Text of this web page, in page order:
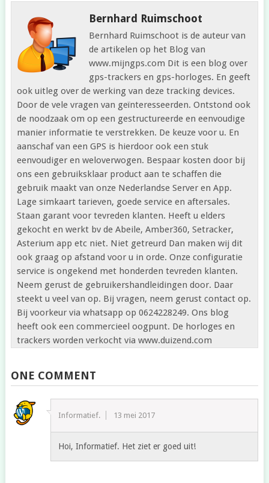
Bernhard Ruimschoot
Bernhard Ruimschoot is de auteur van
de artikelen op het Blog van
www.mijngps.com Dit is een blog over
gps-trackers en gps-horloges. En geeft
ook uitleg over de werking van deze tracking devices.
Door de vele vragen van geïnteresseerden. Ontstond ook
de noodzaak om op een gestructureerde en eenvoudige
manier informatie te verstrekken. De keuze voor u. En
aanschaf van een GPS is hierdoor ook een stuk
eenvoudiger en weloverwogen. Bespaar kosten door bij
ons een gebruiksklaar product aan te schaffen die
gebruik maakt van onze Nederlandse Server en App.
Lage simkaart tarieven, goede service en aftersales.
Staan garant voor tevreden klanten. Heeft u elders
gekocht en werkt bv de Abeile, Amber360, Setracker,
Asterium app etc niet. Niet getreurd Dan maken wij dit
ook graag op afstand voor u in orde. Onze configuratie
service is ongekend met honderden tevreden klanten.
Neem gerust de gebruikershandleidingen door. Daar
steekt u veel van op. Bij vragen, neem gerust contact op.
Bij voorkeur via whatsapp op 0624228249. Ons blog
heeft ook een commercieel oogpunt. De horloges en
trackers worden verkocht via www.duizend.com
ONE COMMENT
Informatief. 13 mei 2017
Hoi, Informatief. Het ziet er goed uit!